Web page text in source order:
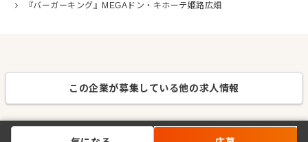
『バーガーキング』MEGAドン・キホーテ姫路広畑
この企業が募集している他の求人情報